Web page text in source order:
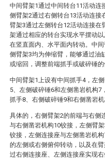
中间臂架1通过中间转台11活动连
侧臂架2通过右侧转台13活动连接
臂架3通过左侧转台12活动连接在
架通过相应的转台实现水平摆动
在竖直面内、水平面内转动。中
侧臂架3均为伸缩臂，能够通过油
或缩回，调整前端抓手或破碎锤的
中间臂架1上设有中间抓手4，左
5、左侧破碎锤6和左侧凿岩机构7
抓手8、右侧破碎锤9和右侧凿岩机
具体的，右侧臂架2的前端与右侧
与右侧凿岩机构10铰接，左侧臂
铰接，左侧连接座与左侧凿岩机
的左侧或右侧俯仰转动，以及在
过右侧连接座、左侧连接座实现